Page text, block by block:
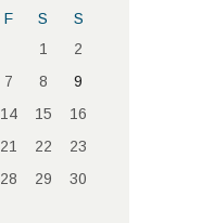
F S
S
1
2
7 8
9
14 15
16
21 22
23
28 29
30